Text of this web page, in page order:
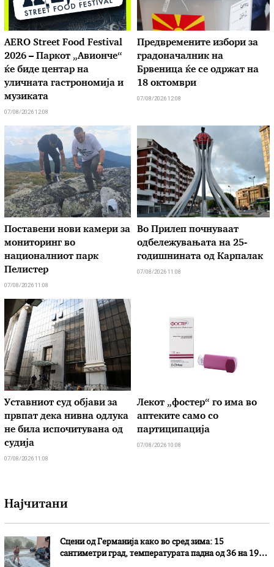
AERO Street Food Festival
2026 – Паркот „Авионче“
ќе биде центар на
уличната гастрономија и
музиката
07/08/2026 12:08
Предвремените избори за
градоначалник на
Брвеница ќе се одржат на
18 октомври
07/08/2026 12:08
Поставени нови камери за
мониторинг во
националниот парк
Пелистер
07/08/2026 11:08
Во Прилеп почнуваат
одбележувањата на 25-
годишнината од Карпалак
07/08/2026 11:08
Уставниот суд објави за
првпат дека нивна одлука
не била испочитувана од
судија
07/08/2026 11:08
Лекот „фостер“ го има во
аптеките само со
партиципација
07/08/2026 10:08
Најчитани
Сцени од Германија како во сред зима: 15
сантиметри град, температурата падна од 36 на 19